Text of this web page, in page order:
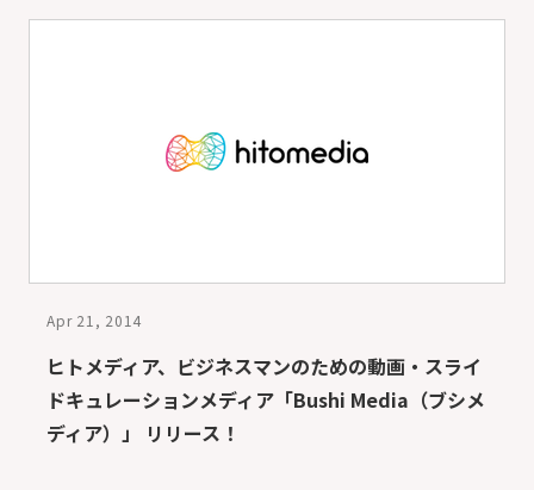
Apr 21, 2014
ヒトメディア、ビジネスマンのための動画・スライ
ドキュレーションメディア「Bushi Media（ブシメ
ディア）」 リリース！